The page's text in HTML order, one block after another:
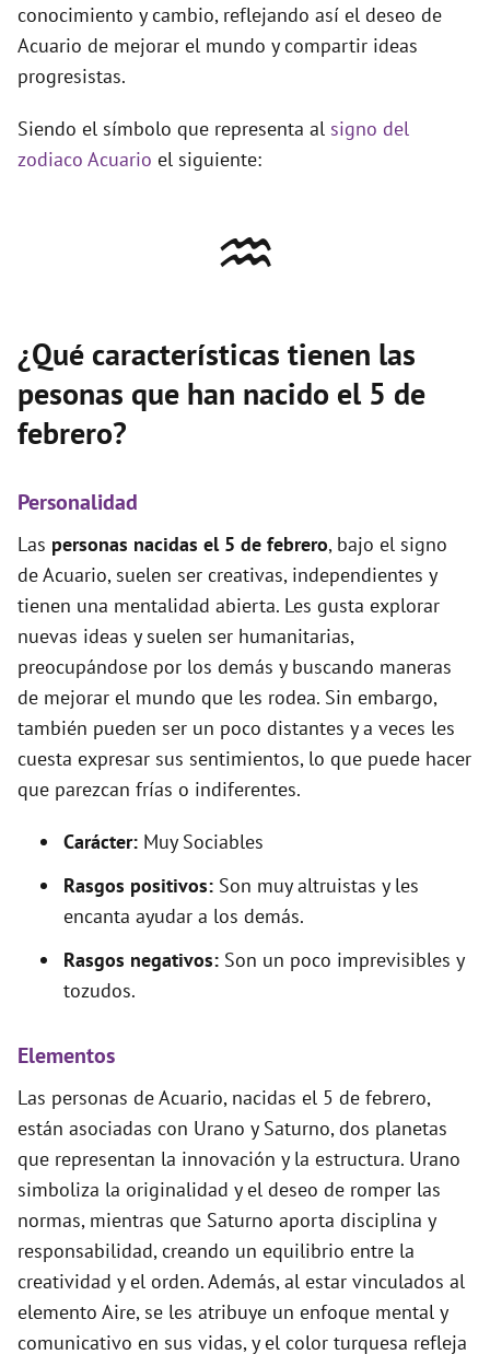
conocimiento y cambio, reflejando así el deseo de
Acuario de mejorar el mundo y compartir ideas
progresistas.
Siendo el símbolo que representa al signo del
zodiaco Acuario el siguiente:
♒
¿Qué características tienen las
pesonas que han nacido el 5 de
febrero?
Personalidad
Las personas nacidas el 5 de febrero, bajo el signo
de Acuario, suelen ser creativas, independientes y
tienen una mentalidad abierta. Les gusta explorar
nuevas ideas y suelen ser humanitarias,
preocupándose por los demás y buscando maneras
de mejorar el mundo que les rodea. Sin embargo,
también pueden ser un poco distantes y a veces les
cuesta expresar sus sentimientos, lo que puede hacer
que parezcan frías o indiferentes.
Carácter: Muy Sociables
Rasgos positivos: Son muy altruistas y les
encanta ayudar a los demás.
Rasgos negativos: Son un poco imprevisibles y
tozudos.
Elementos
Las personas de Acuario, nacidas el 5 de febrero,
están asociadas con Urano y Saturno, dos planetas
que representan la innovación y la estructura. Urano
simboliza la originalidad y el deseo de romper las
normas, mientras que Saturno aporta disciplina y
responsabilidad, creando un equilibrio entre la
creatividad y el orden. Además, al estar vinculados al
elemento Aire, se les atribuye un enfoque mental y
comunicativo en sus vidas, y el color turquesa refleja